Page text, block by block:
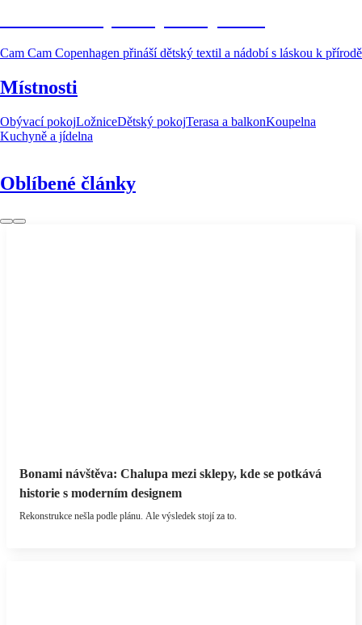
Cam Cam Copenhagen přináší dětský textil a nádobí s láskou k přírodě
Místnosti
Obývací pokojLožniceDětský pokojTerasa a balkonKoupelna
Kuchyně a jídelna
Oblíbené články
Bonami návštěva: Chalupa mezi sklepy, kde se potkává
historie s moderním designem
Rekonstrukce nešla podle plánu. Ale výsledek stojí za to.